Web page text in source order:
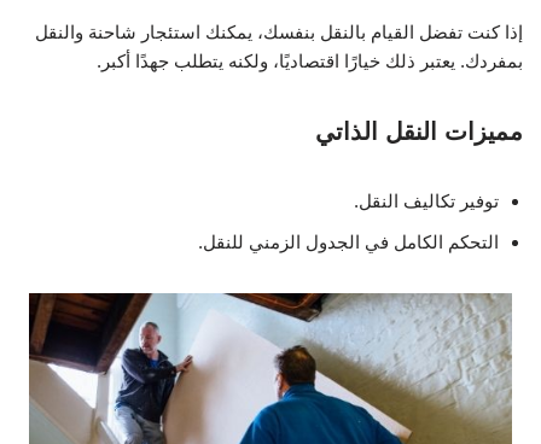
إذا كنت تفضل القيام بالنقل بنفسك، يمكنك استئجار شاحنة والنقل
بمفردك. يعتبر ذلك خيارًا اقتصاديًا، ولكنه يتطلب جهدًا أكبر.
مميزات النقل الذاتي
توفير تكاليف النقل.
التحكم الكامل في الجدول الزمني للنقل.